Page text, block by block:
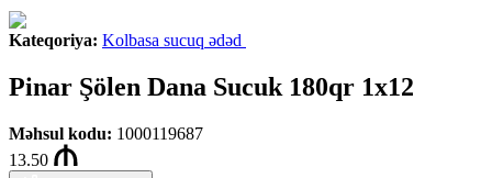
Kateqoriya: Kolbasa sucuq ədəd
Pinar Şölen Dana Sucuk 180qr 1x12
Məhsul kodu: 1000119687
13.50